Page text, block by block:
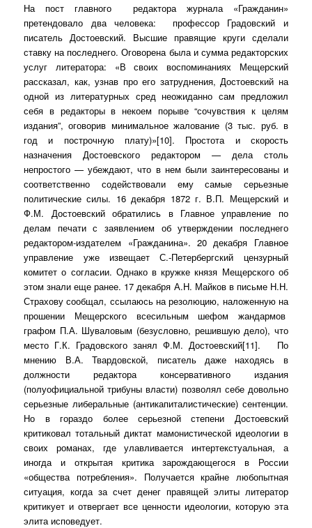
На пост главного
редактора журнала «Гражданин»
претендовало два человека:
профессор Градовский и
писатель Достоевский. Высшие правящие круги сделали
ставку на последнего. Оговорена была и сумма редакторских
услуг литератора: «В своих воспоминаниях Мещерский
рассказал, как, узнав про его затруднения, Достоевский на
одной из литературных сред неожиданно сам предложил
себя в редакторы в некоем порыве “сочувствия к целям
издания”, оговорив минимальное жалование (3 тыс. руб. в
год и построчную плату)»[10]. Простота и скорость
назначения Достоевского редактором — дела столь
непростого — убеждают, что в нем были заинтересованы и
соответственно содействовали ему самые серьезные
политические силы. 16 декабря 1872 г. В.П. Мещерский и
Ф.М. Достоевский обратились в Главное управление по
делам печати с заявлением об утверждении последнего
редактором-издателем «Гражданина». 20 декабря Главное
управление уже извещает С.-Петербергский цензурный
комитет о согласии. Однако в кружке князя Мещерского об
этом знали еще ранее. 17 декабря А.Н. Майков в письме Н.Н.
Страхову сообщал, ссылаюсь на резолюцию, наложенную на
прошении Мещерского всесильным шефом жандармов
графом П.А. Шуваловым (безусловно, решившую дело), что
место Г.К. Градовского занял Ф.М. Достоевский[11].
По
мнению В.А. Твардовской, писатель даже находясь в
должности редактора консервативного издания
(полуофициальной трибуны власти) позволял себе довольно
серьезные либеральные (антикапиталистические) сентенции.
Но в гораздо более серьезной степени Достоевский
критиковал тотальный диктат мамонистической идеологии в
своих романах, где улавливается интертекстуальная, а
иногда и открытая критика зарождающегося в России
«общества потребления». Получается крайне любопытная
ситуация, когда за счет денег правящей элиты литератор
критикует и отвергает все ценности идеологии, которую эта
элита исповедует.